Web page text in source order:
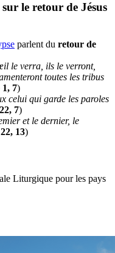
le retour de Jésus
parlent du retour de
le verra, ils le verront,
toutes les tribus
1, 7)
celui qui garde les paroles
7)
et le dernier, le
13)
Liturgique pour les pays